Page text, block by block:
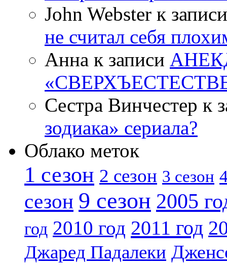
John Webster к
не считал себя
Анна к записи
Сестра Винчестер к
зодиака» сериала?
Облако меток
1 сезон 2 сезон 3 сезон
сезон 9 сезон 2005
год 2010 год 2011 год
Джаред Падалеки